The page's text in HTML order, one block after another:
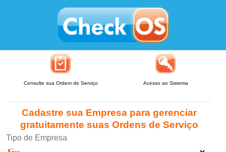
Consulte sua Ordem de Serviço Acesso ao Sistema
Cadastre sua Empresa para gerenciar
gratuitamente suas Ordens de Serviço
Tipo de Empresa